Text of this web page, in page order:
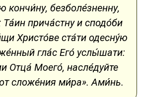
безболе́зненну,
прича́стну и сподо́би
Христо́ве ста́ти одесну́ю
гла́с Его́ услы́шати:
Отца́ Моего́, насле́дуйте
сложе́ния ми́ра». Ами́нь.